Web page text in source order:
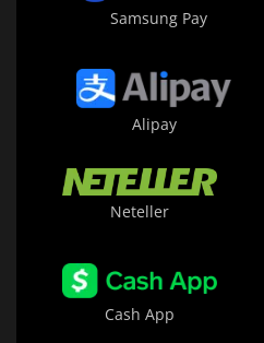
Samsung Pay
Alipay
Neteller
Cash App